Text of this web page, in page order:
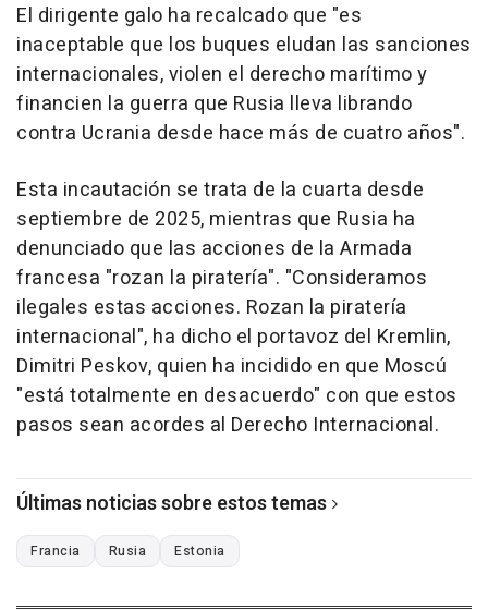
El dirigente galo ha recalcado que "es
inaceptable que los buques eludan las sanciones
internacionales, violen el derecho marítimo y
financien la guerra que Rusia lleva librando
contra Ucrania desde hace más de cuatro años".
Esta incautación se trata de la cuarta desde
septiembre de 2025, mientras que Rusia ha
denunciado que las acciones de la Armada
francesa "rozan la piratería". "Consideramos
ilegales estas acciones. Rozan la piratería
internacional", ha dicho el portavoz del Kremlin,
Dimitri Peskov, quien ha incidido en que Moscú
"está totalmente en desacuerdo" con que estos
pasos sean acordes al Derecho Internacional.
Últimas noticias sobre estos temas
Francia Rusia Estonia